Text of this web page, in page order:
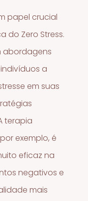
papel crucial
do Zero Stress.
abordagens
a
em suas
terapia
exemplo, é
eficaz na
negativos e
mais